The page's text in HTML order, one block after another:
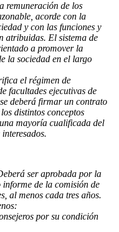
remuneración de los
acorde con la
y con las funciones y
atribuidas. El sistema de
a promover la
la sociedad en el largo
el régimen de
facultades ejecutivas de
deberá firmar un contrato
distintos conceptos
mayoría cualificada del
ser aprobada por la
de la comisión de
al menos cada tres años.
por su condición